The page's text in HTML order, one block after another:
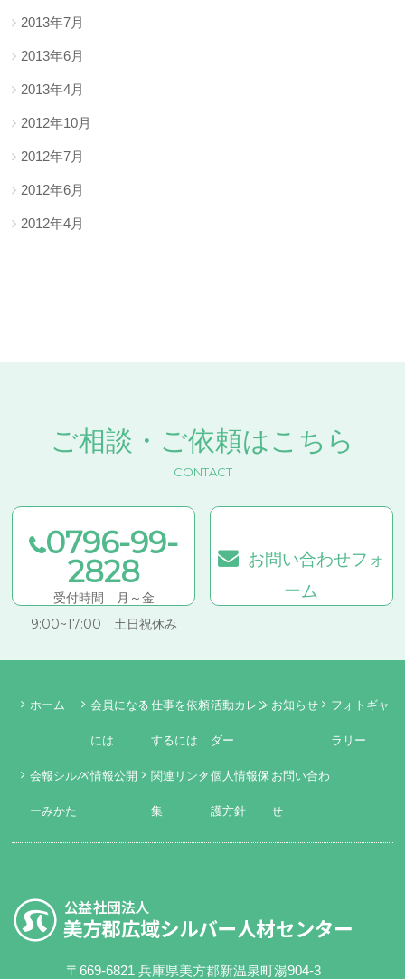
2013年7月
2013年6月
2013年4月
2012年10月
2012年7月
2012年6月
2012年4月
ご相談・ご依頼はこちら
CONTACT
0796-99-
2828
受付時間 月～金
9:00~17:00 土日祝休み
お問い合わせフォ
ーム
ホーム 会員になる
には
仕事を依頼
するには
活動カレン
ダー
お知らせ フォトギャ
ラリー
会報シルバ
ーみかた
情報公開 関連リンク
集
個人情報保
護方針
お問い合わ
せ
〒669-6821 兵庫県美方郡新温泉町湯904-3